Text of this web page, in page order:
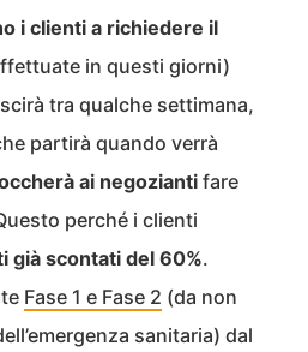
i clienti a richiedere il
in questi giorni)
tra qualche settimana,
partirà quando verrà
ai negozianti fare
perché i clienti
già scontati del 60%.
Fase 1 e Fase 2 (da non
sanitaria) dal